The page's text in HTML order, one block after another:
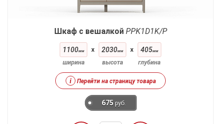
Шкаф с вешалкой PPK1D1K/P
1100мм
ширина
x 2030мм
высота
x 405мм
глубина
i Перейти на страницу товара
675 руб.